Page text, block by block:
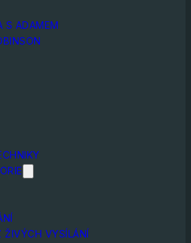
S ADAMEM
ŽIVÝCH VYSÍLÁNÍ